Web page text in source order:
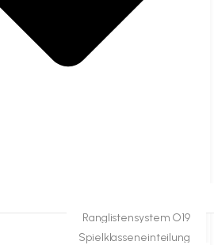
Ranglistensystem O19
Spielklasseneinteilung